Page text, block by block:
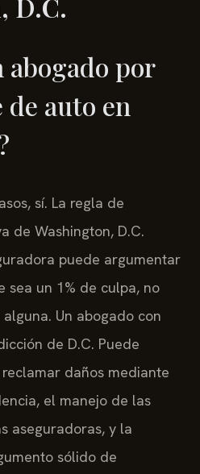
abogado por
auto en
sí. La regla de
de Washington, D.C.
puede argumentar
sea un 1% de culpa, no
Un abogado con
de D.C. Puede
daños mediante
el manejo de las
aseguradoras, y la
sólido de